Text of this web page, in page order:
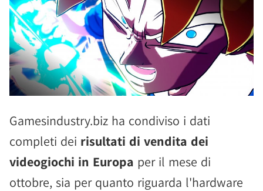
Gamesindustry.biz ha condiviso i dati
completi dei risultati di vendita dei
videogiochi in Europa per il mese di
ottobre, sia per quanto riguarda l'hardware